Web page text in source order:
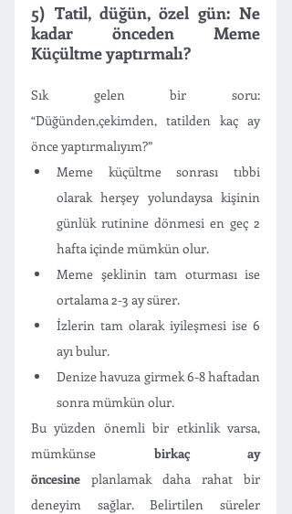
5) Tatil, düğün, özel gün: Ne
kadar önceden Meme
Küçültme yaptırmalı?
Sık gelen bir soru:
“Düğünden,çekimden, tatilden kaç ay
önce yaptırmalıyım?”
Meme küçültme sonrası tıbbi
olarak herşey yolundaysa kişinin
günlük rutinine dönmesi en geç 2
hafta içinde mümkün olur.
Meme şeklinin tam oturması ise
ortalama 2-3 ay sürer.
İzlerin tam olarak iyileşmesi ise 6
ayı bulur.
Denize havuza girmek 6-8 haftadan
sonra mümkün olur.
Bu yüzden önemli bir etkinlik varsa,
mümkünse birkaç ay
öncesine planlamak daha rahat bir
deneyim sağlar. Belirtilen süreler